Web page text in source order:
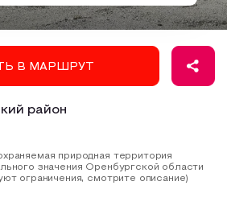
МАРШРУТ
В МАРШРУТ
район
природная территория
значения Оренбургской области
ограничения, смотрите описание)